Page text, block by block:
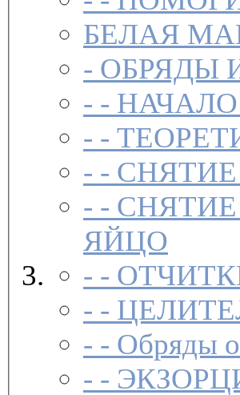
БЕЛАЯ
- ОБРЯДЫ
- -
- -
- -
- -
ЯЙЦО
- -
- -
- - Обряды
- -